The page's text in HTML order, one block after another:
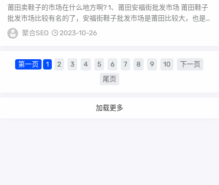
莆田卖鞋子的市场在什么地方啊? 1、莆田安福街批发市场 莆田鞋子
批发市场比较有名的了，安福街鞋子批发市场是莆田比较大，也是
比较有名的批发...
聚合SEO 2023-10-26
第一页 1 2 3 4 5 6 7 8 9 10
下一页
尾页
加载更多